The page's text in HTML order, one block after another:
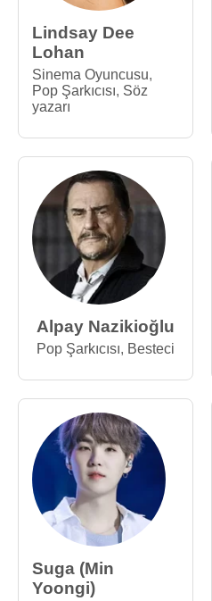
Lindsay Dee
Lohan
Sinema Oyuncusu,
Pop Şarkıcısı, Söz
yazarı
Alpay Nazikioğlu
Pop Şarkıcısı, Besteci
Suga (Min
Yoongi)